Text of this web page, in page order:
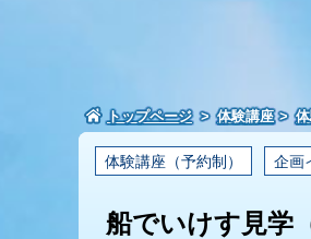
トップページ 体験講座
体験講座（予約制） 企画
船でいけす見学